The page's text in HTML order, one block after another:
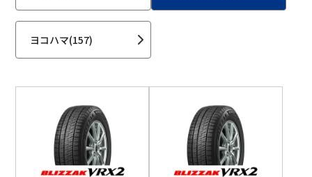
ヨコハマ(157)